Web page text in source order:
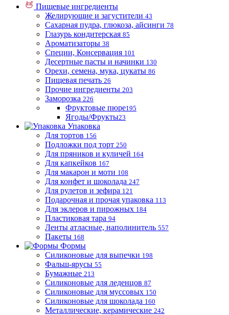
Пищевые ингредиенты
Желирующие и загустители 43
Сахарная пудра, глюкоза, айсинги 78
Глазурь кондитерская 85
Ароматизаторы 38
Специи, Консервация 101
Десертные пасты и начинки 130
Орехи, семена, мука, цукаты 86
Пищевая печать 26
Прочие ингредиенты 203
Заморозка 226
Фруктовые пюре195
Ягоды/Фрукты23
Упаковка
Для тортов 156
Подложки под торт 250
Для пряников и куличей 164
Для капкейков 167
Для макарон и моти 108
Для конфет и шоколада 247
Для рулетов и зефира 121
Подарочная и прочая упаковка 113
Для эклеров и пирожных 184
Пластиковая тара 94
Ленты атласные, наполинитель 557
Пакеты 168
Формы
Силиконовые для выпечки 198
Фальш-ярусы 55
Бумажные 213
Силиконовые для леденцов 87
Силиконовые для муссовых 150
Силиконовые для шоколада 160
Металлические, керамические 242